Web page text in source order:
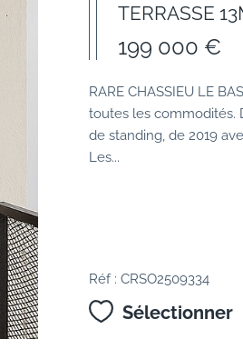
TERRASSE
199 000 €
RARE CHASSIEU LE
toutes les commodités.
de standing, de 2019
Les...
Réf : CRSO2509334
Sélectionner